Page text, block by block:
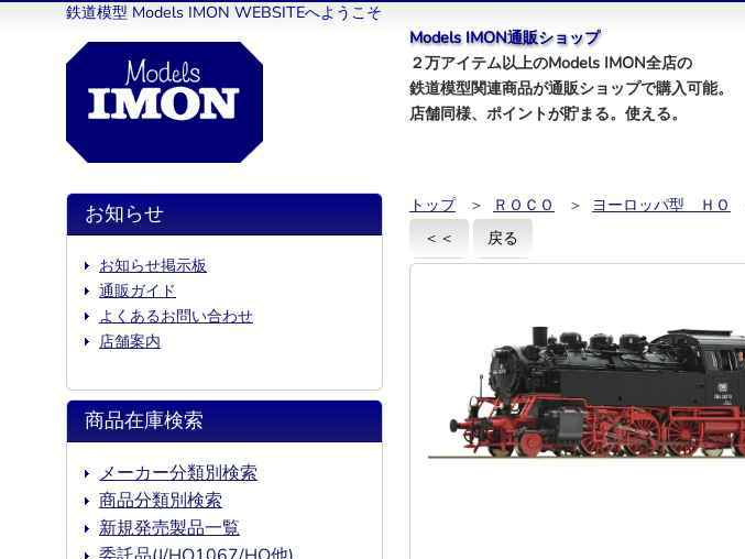
鉄道模型 Models IMON WEBSITEへようこそ
Models IMON通販ショップ
２万アイテム以上のModels IMON全店の
鉄道模型関連商品が通販ショップで購入可能。
店舗同様、ポイントが貯まる。使える。
トップ ＞ ＲＯＣＯ ＞ ヨーロッパ型 ＨＯ
＜＜
戻る
お知らせ
お知らせ掲示板
通販ガイド
よくあるお問い合わせ
店舗案内
商品在庫検索
メーカー分類別検索
商品分類別検索
新規発売製品一覧